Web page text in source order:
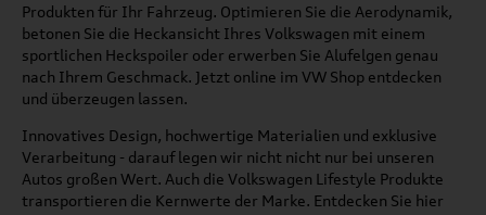
Produkten für Ihr Fahrzeug. Optimieren Sie die Aerodynamik,
betonen Sie die Heckansicht Ihres Volkswagen mit einem
sportlichen Heckspoiler oder erwerben Sie Alufelgen genau
nach Ihrem Geschmack. Jetzt online im VW Shop entdecken
und überzeugen lassen.
Innovatives Design, hochwertige Materialien und exklusive
Verarbeitung - darauf legen wir nicht nicht nur bei unseren
Autos großen Wert. Auch die Volkswagen Lifestyle Produkte
transportieren die Kernwerte der Marke. Entdecken Sie hier